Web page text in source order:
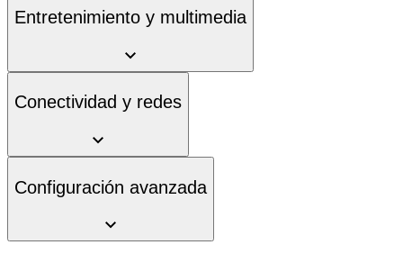
Entretenimiento y multimedia
Conectividad y redes
Configuración avanzada